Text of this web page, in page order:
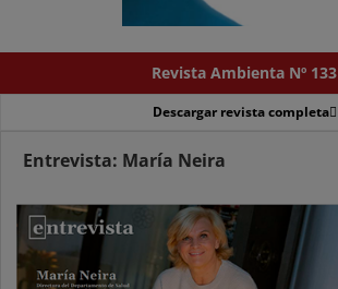
Revista Ambienta Nº 133
Descargar revista completa
Entrevista: María Neira